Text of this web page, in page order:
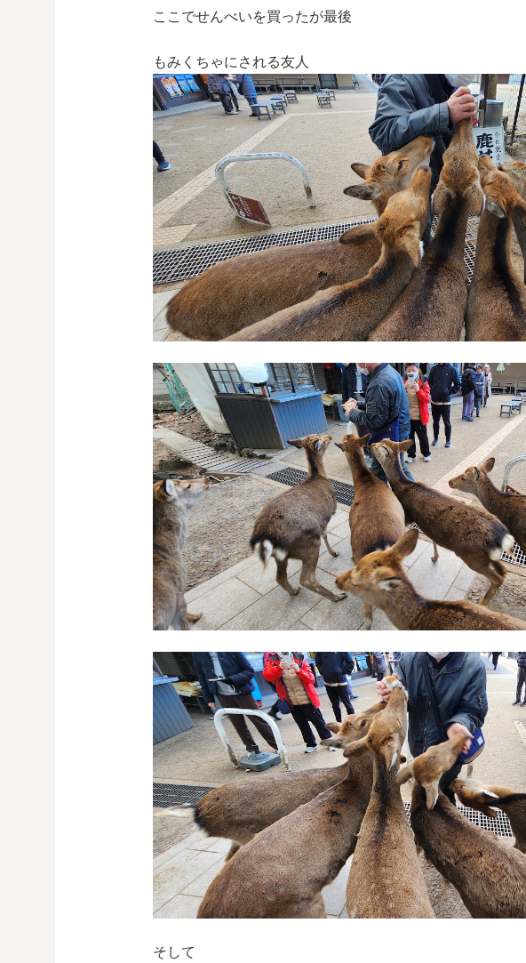
ここでせんべいを買ったが最後
もみくちゃにされる友人
そして